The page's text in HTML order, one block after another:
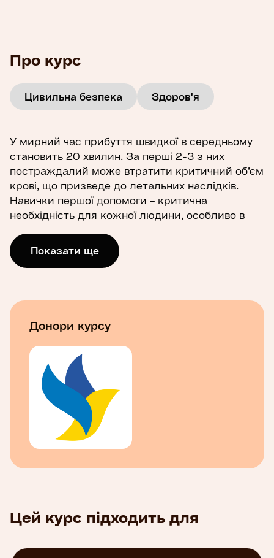
Про курс
Цивильна безпека Здоров'я
У мирний час прибуття швидкої в середньому
становить 20 хвилин. За перші 2-3 з них
постраждалий може втратити критичний об’єм
крові, що призведе до летальних наслідків.
Навички першої допомоги – критична
необхідність для кожної людини, особливо в
умовах війни. Сьогодні це без перебільшень
може врятувати життя.
використанням тампонади та джгутів, як діяти
при опіках тіла, переохолодженні, зупинці
серця тощо. Курс охоплює найважливіші
техніки та знання від сертифікованих
спеціалістів.
НА ЦЬОМУ КУРСІ ВИ:
дізнаєтеся про алгоритм MARCHE та його
складові, факти про кров, ознаки кровотечі
принципи роботи з ними, основи зовнішнього
потерпілого та опіках трьох ступенів, а також
навчитеся зупиняти кровотечу методом
Показати ще
Донори курсу
Цей курс підходить для